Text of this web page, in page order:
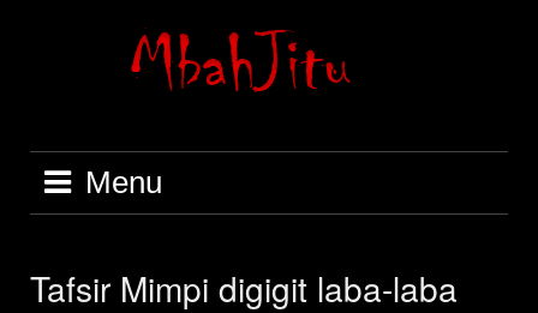
Menu
Tafsir Mimpi digigit laba-laba